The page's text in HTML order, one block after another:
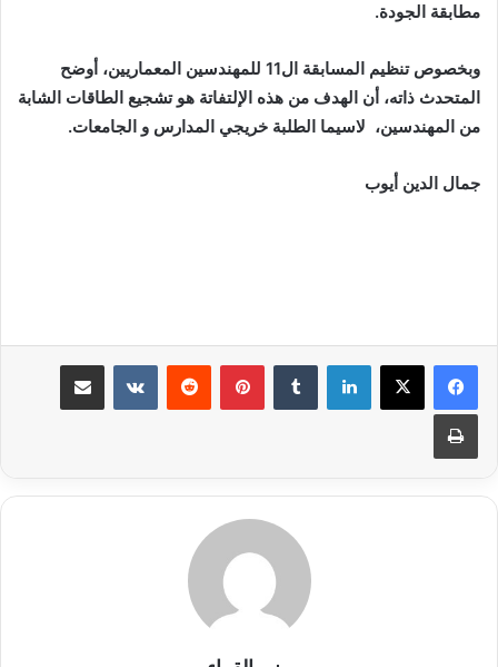
مطابقة الجودة.
وبخصوص تنظيم المسابقة ال11 للمهندسين المعماريين، أوضح
المتحدث ذاته، أن الهدف من هذه الإلتفاتة هو تشجيع الطاقات الشابة
من المهندسين، لاسيما الطلبة خريجي المدارس و الجامعات.
جمال الدين أيوب
لينكدإن بينتيريست
طباعة